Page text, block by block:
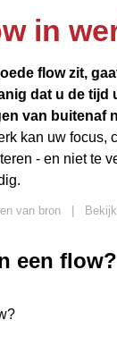
in
flow zit,
dat u de tijd
van buitenaf
kan uw focus,
- en niet te
van bron
een flow?